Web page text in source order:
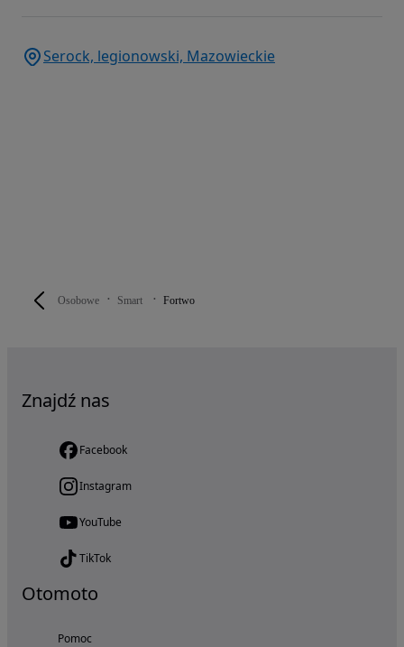
Osobowe Smart Fortwo
Serock, legionowski, Mazowieckie
Znajdź nas
Facebook
Instagram
YouTube
TikTok
Otomoto
Pomoc